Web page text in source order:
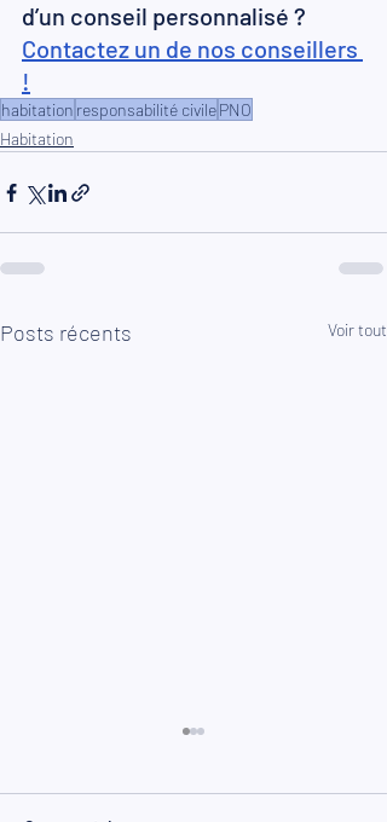
d’un conseil personnalisé ?
Contactez un de nos conseillers
!
habitation responsabilité civilePNO
Habitation
Posts récents Voir tout